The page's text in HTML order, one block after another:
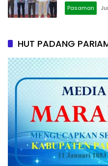
Pasaman
HUT PADANG